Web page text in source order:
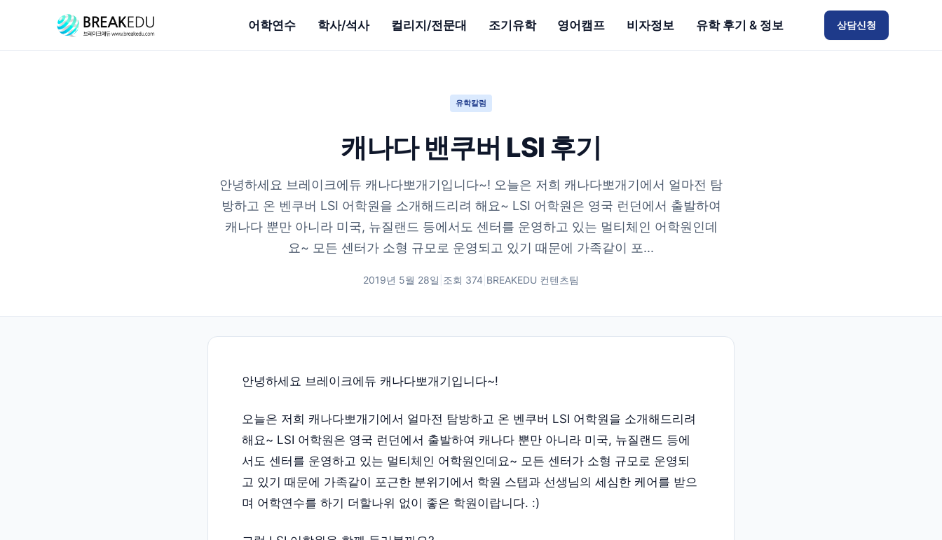
어학연수 학사/석사 컬리지/전문대 조기유학 영어캠프 비자정보 유학 후기 & 정보 상담신청
유학칼럼
캐나다 밴쿠버 LSI 후기
안녕하세요 브레이크에듀 캐나다뽀개기입니다~! 오늘은 저희 캐나다뽀개기에서 얼마전 탐
방하고 온 벤쿠버 LSI 어학원을 소개해드리려 해요~ LSI 어학원은 영국 런던에서 출발하여
캐나다 뿐만 아니라 미국, 뉴질랜드 등에서도 센터를 운영하고 있는 멀티체인 어학원인데
요~ 모든 센터가 소형 규모로 운영되고 있기 때문에 가족같이 포...
2019년 5월 28일 조회 374 BREAKEDU 컨텐츠팀
안녕하세요 브레이크에듀 캐나다뽀개기입니다~!
오늘은 저희 캐나다뽀개기에서 얼마전 탐방하고 온 벤쿠버 LSI 어학원을 소개해드리려
해요~ LSI 어학원은 영국 런던에서 출발하여 캐나다 뿐만 아니라 미국, 뉴질랜드 등에
서도 센터를 운영하고 있는 멀티체인 어학원인데요~ 모든 센터가 소형 규모로 운영되
고 있기 때문에 가족같이 포근한 분위기에서 학원 스탭과 선생님의 세심한 케어를 받으
며 어학연수를 하기 더할나위 없이 좋은 학원이랍니다. :)